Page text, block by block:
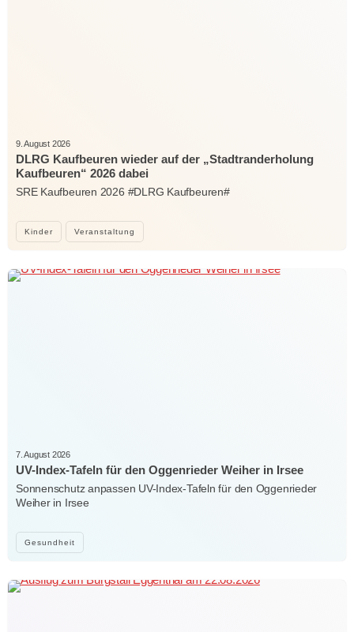
Kinder Veranstaltung
9. August 2026
DLRG Kaufbeuren wieder auf der „Stadtranderholung
Kaufbeuren“ 2026 dabei
SRE Kaufbeuren 2026 #DLRG Kaufbeuren#
Gesundheit
7. August 2026
UV-Index-Tafeln für den Oggenrieder Weiher in Irsee
Sonnenschutz anpassen UV-Index-Tafeln für den Oggenrieder
Weiher in Irsee